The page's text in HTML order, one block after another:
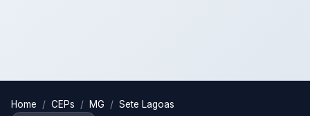
Home CEPs MG Sete Lagoas